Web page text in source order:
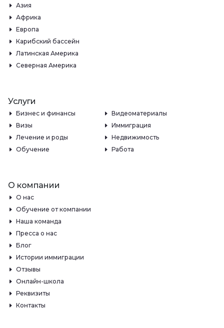
Азия
Африка
Европа
Карибский бассейн
Латинская Америка
Северная Америка
Услуги
Бизнес и финансы
Видеоматериалы
Визы
Иммиграция
Лечение и роды
Недвижимость
Обучение
Работа
О компании
О нас
Обучение от компании
Наша команда
Пресса о нас
Блог
Истории иммиграции
Отзывы
Онлайн-школа
Реквизиты
Контакты